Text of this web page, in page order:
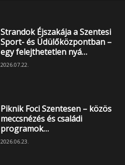
Strandok Éjszakája a Szentesi
Sport- és Üdülőközpontban –
egy felejthetetlen nyá…
2026.07.22.
Piknik Foci Szentesen – közös
meccsnézés és családi
programok…
2026.06.23.